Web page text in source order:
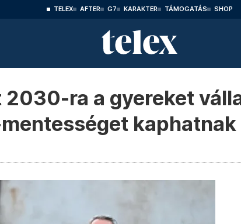
TELEX AFTER G7 KARAKTER TÁMOGATÁS SHOP
ra a gyereket
kaphatnak